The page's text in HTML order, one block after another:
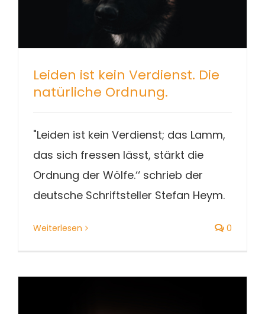
Leiden ist kein Verdienst. Die
natürliche Ordnung.
"Leiden ist kein Verdienst; das Lamm,
das sich fressen lässt, stärkt die
Ordnung der Wölfe.‘‘ schrieb der
deutsche Schriftsteller Stefan Heym.
Weiterlesen 0